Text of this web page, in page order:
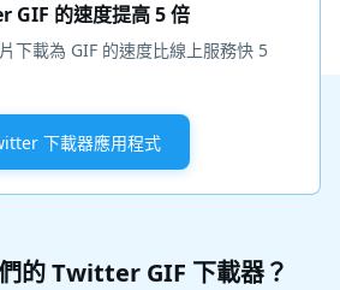
GIF 的速度提高 5 倍
下載為 GIF 的速度比線上服務快 5
下載器應用程式
的 Twitter GIF 下載器？